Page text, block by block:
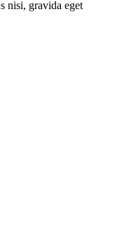
nisi, gravida eget